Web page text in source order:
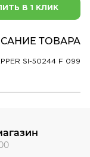
В 1 КЛИК
ТОВАРА
SI-50244 F 099